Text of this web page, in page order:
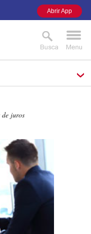
juros
Abrir App